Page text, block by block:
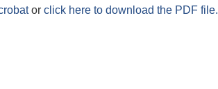
or click here to download the PDF file.